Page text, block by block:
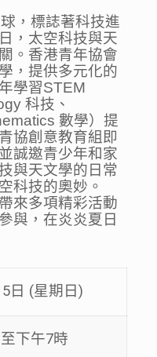
，標誌著科技進
，太空科技與天
。香港青年協會
，提供多元化的
學習STEM
科技、
數學）提
協創意教育組即
誠邀青少年和家
與天文學的日常
科技的奧妙。
來多項精彩活動
與，在炎炎夏日
日 (星期日)
下午7時